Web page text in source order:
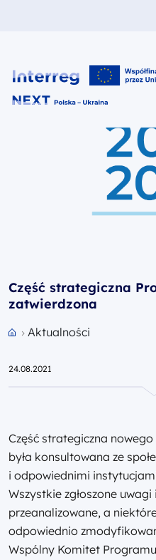
Część strategiczna
zatwierdzona
Aktualności
24.08.2021
Część strategiczna
była konsultowana ze
i odpowiednimi
Wszystkie zgłoszone
przeanalizowane, a
odpowiednio
Wspólny Komitet